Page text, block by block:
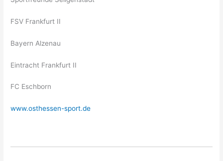
FSV Frankfurt II
Bayern Alzenau
Eintracht Frankfurt II
FC Eschborn
www.osthessen-sport.de